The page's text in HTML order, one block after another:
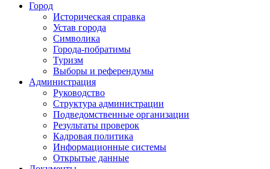
Город
Историческая справка
Устав города
Символика
Города-побратимы
Туризм
Выборы и референдумы
Администрация
Руководство
Структура администрации
Подведомственные организации
Результаты проверок
Кадровая политика
Информационные системы
Открытые данные